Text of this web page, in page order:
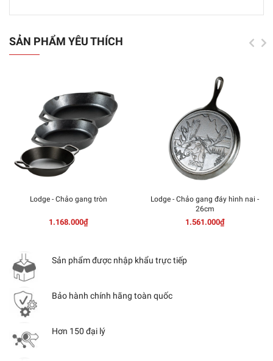
SẢN PHẨM YÊU THÍCH
Lodge - Chảo gang tròn
1.168.000₫
Lodge - Chảo gang đáy hình nai -
26cm
1.561.000₫
Sản phẩm được nhập khẩu trực tiếp
Bảo hành chính hãng toàn quốc
Hơn 150 đại lý